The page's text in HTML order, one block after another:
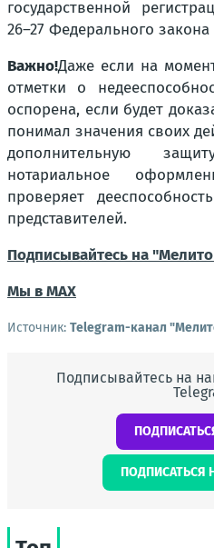
государственной
26–27 Федерального
Важно!Даже если на
отметки о
оспорена, если будет
понимал значения своих
дополнительную
нотариальное
проверяет
представителей.
Подписывайтесь на
Мы в МАХ
Источник: Telegram-канал
Подписывайтесь на
ПОДПИСАТЬСЯ